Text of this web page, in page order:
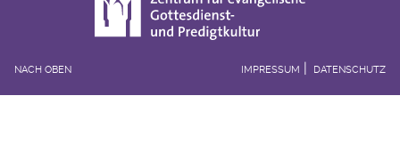
NACH OBEN IMPRESSUM DATENSCHUTZ